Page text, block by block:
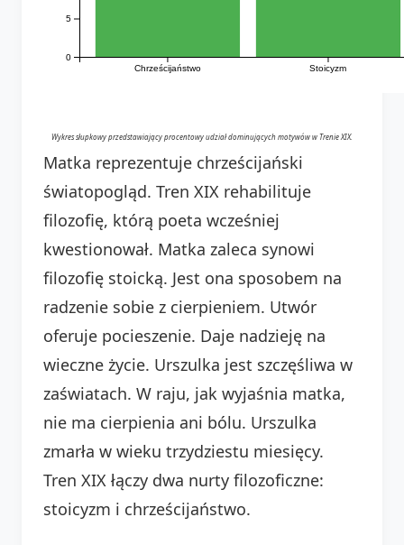
Chrześcijaństwo Stoicyzm
0
5
Wykres słupkowy przedstawiający procentowy udział dominujących motywów w Trenie XIX.
Matka reprezentuje chrześcijański
światopogląd. Tren XIX rehabilituje
filozofię, którą poeta wcześniej
kwestionował. Matka zaleca synowi
filozofię stoicką. Jest ona sposobem na
radzenie sobie z cierpieniem. Utwór
oferuje pocieszenie. Daje nadzieję na
wieczne życie. Urszulka jest szczęśliwa w
zaświatach. W raju, jak wyjaśnia matka,
nie ma cierpienia ani bólu. Urszulka
zmarła w wieku trzydziestu miesięcy.
Tren XIX łączy dwa nurty filozoficzne:
stoicyzm i chrześcijaństwo.